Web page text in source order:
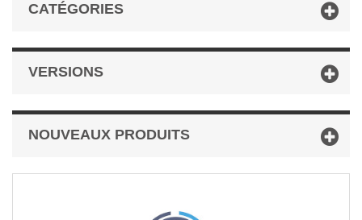
CATÉGORIES
VERSIONS
NOUVEAUX PRODUITS